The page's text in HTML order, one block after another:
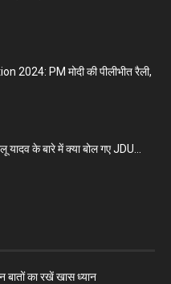
2024: PM मोदी की पीलीभीत रैली,
के बारे में क्या बोल गए JDU...
बातों का रखें खास ध्यान